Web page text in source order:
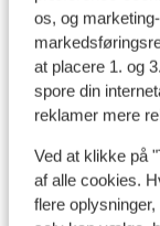
os, og
at placere 1. og
spore din
reklamer mere
Ved at klikke på
af alle cookies.
flere
I området
Afstand til
Afstand til
Afstand til
Afstand til
Afstand til
Afstand til